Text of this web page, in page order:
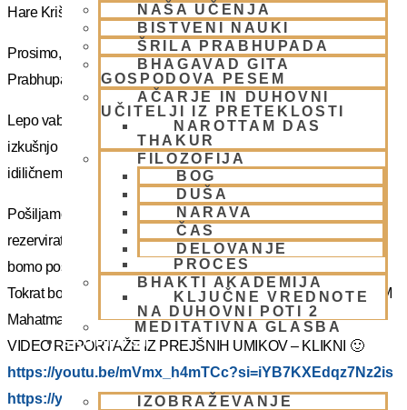
NAŠA UČENJA
BISTVENI NAUKI
ŠRILA PRABHUPADA
BHAGAVAD GITA
GOSPODOVA PESEM
AČARJE IN DUHOVNI
UČITELJI IZ PRETEKLOSTI
NAROTTAM DAS
THAKUR
FILOZOFIJA
BOG
DUŠA
NARAVA
ČAS
DELOVANJE
PROCES
BHAKTI AKADEMIJA
KLJUČNE VREDNOTE
NA DUHOVNI POTI 2
MEDITATIVNA GLASBA
SKUPNOST
IZOBRAŽEVANJE
Hare Krišna, dragi bhakte!
Prosimo, sprejmite naše ponižno spoštovanje! Vsa slava Šrila
Prabhupadu!
Lepo vabljeni na 5-dnevno nepozabno transcendentalno
izkušnjo na DUHOVNI UMIK, ki bo potekal sredi gozdov na
idiličnem Pohorju.
Pošiljamo vam samo osnovno informacijo tako da si lahko
rezervirate dopust. Več podatkov in možnost za prijavo vam
bomo poslal kasneje.
Tokrat bo z nami Šrila Prabhupadov učenec, duhovni učitelj NM
Mahatma prabhu. Redka priložnost, ki jo ne velja izpustiti.
VIDEO REPORTAŽE IZ PREJŠNIH UMIKOV – KLIKNI 🙂
https://youtu.be/mVmx_h4mTCc?si=iYB7KXEdqz7Nz2is
https://youtu.be/AziuZJyrho4?si=Zr5a_H8Hj-X888vW